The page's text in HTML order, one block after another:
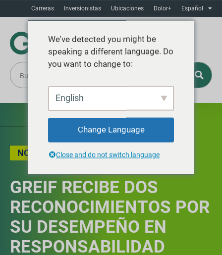
Carreras Inversionistas Ubicaciones Dolor+ Español
NOTICIAS
GREIF RECIBE DOS
RECONOCIMIENTOS POR
SU DESEMPEÑO EN
RESPONSABILIDAD
We've detected you might be
speaking a different language. Do
you want to change to:
English
Change Language
Close and do not switch language